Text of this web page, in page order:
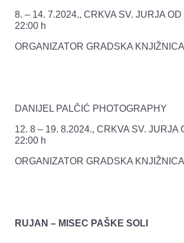
8. – 14. 7.2024., CRKVA SV. JURJA
22:00 h
ORGANIZATOR GRADSKA
DANIJEL PALČIĆ PHOTOGRAPHY
12. 8 – 19. 8.2024., CRKVA SV. JURJA
22:00 h
ORGANIZATOR GRADSKA
RUJAN – MISEC PAŠKE SOLI